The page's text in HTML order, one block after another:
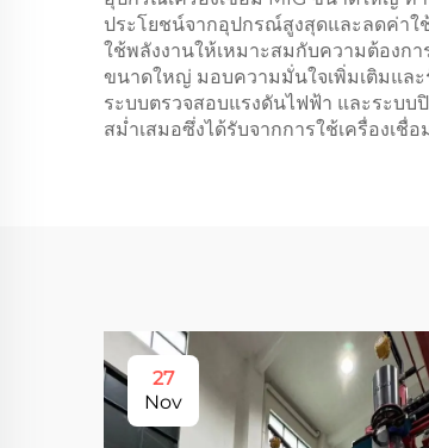
ประโยชน์จากอุปกรณ์สูงสุดและลดค่าใ
ใช้พลังงานให้เหมาะสมกับความต้องก
ขนาดใหญ่ มอบความมั่นใจเพิ่มเติมแล
ระบบตรวจสอบแรงดันไฟฟ้า และระบ
สม่ำเสมอซึ่งได้รับจากการใช้เครื่องเชื่
27
Nov